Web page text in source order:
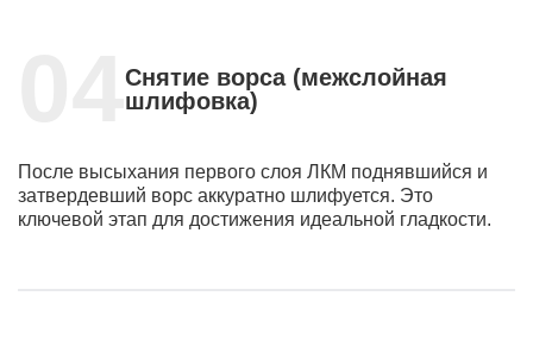
Снятие ворса (межслойная
шлифовка)
После высыхания первого слоя ЛКМ поднявшийся и
затвердевший ворс аккуратно шлифуется. Это
ключевой этап для достижения идеальной гладкости.